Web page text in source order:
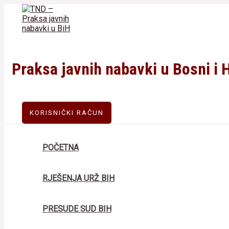
content
Praksa javnih nabavki u Bosni i
KORISNIČKI RAČUN
POČETNA
RJEŠENJA URŽ BIH
PRESUDE SUD BIH